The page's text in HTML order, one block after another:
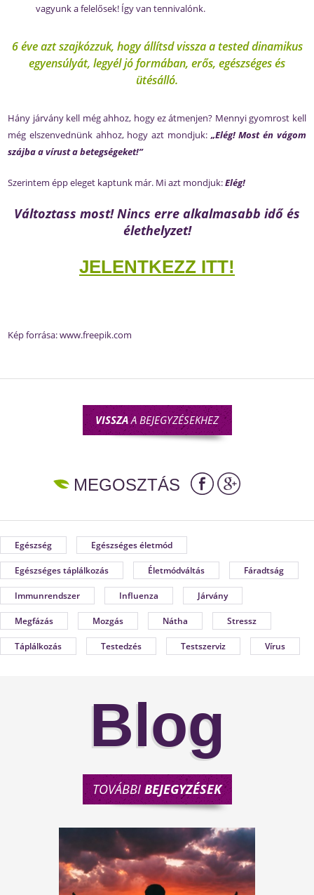
vagyunk a felelősek! Így van tennivalónk.
6 éve azt szajkózzuk, hogy állítsd vissza a tested dinamikus
egyensúlyát, legyél jó formában, erős, egészséges és
ütésálló.
Hány járvány kell még ahhoz, hogy ez átmenjen? Mennyi gyomrost kell
még elszenvednünk ahhoz, hogy azt mondjuk: „Elég! Most én vágom
szájba a vírust a betegségeket!”
Szerintem épp eleget kaptunk már. Mi azt mondjuk:Elég!
Változtass most! Nincs erre alkalmasabb idő és
élethelyzet!
JELENTKEZZ ITT!
Kép forrása:www.freepik.com
VISSZAA BEJEGYZÉSEKHEZ
MEGOSZTÁS
Egészség Egészséges életmód
Egészséges táplálkozás Életmódváltás Fáradtság
Immunrendszer Influenza Járvány
Megfázás Mozgás Nátha Stressz
Táplálkozás Testedzés Testszerviz Vírus
Blog
TOVÁBBIBEJEGYZÉSEK